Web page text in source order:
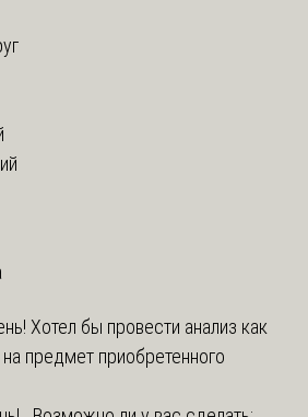
Хотел бы провести анализ как
предмет приобретенного